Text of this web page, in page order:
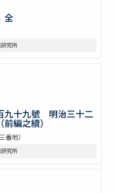
全
究所
九十九號 明治三十二
編之續）
番地）
究所